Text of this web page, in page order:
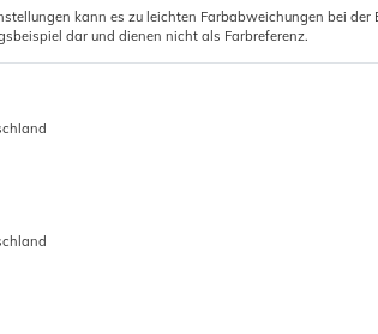
kann es zu leichten Farbabweichungen bei der
dar und dienen nicht als Farbreferenz.